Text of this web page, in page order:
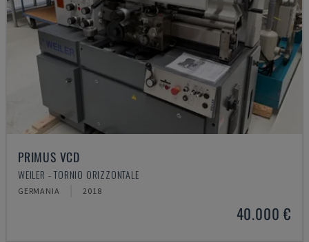
PRIMUS VCD
WEILER - TORNIO ORIZZONTALE
GERMANIA 2018
40.000 €